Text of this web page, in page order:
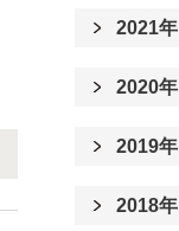
2021年
2020年
2019年
2018年